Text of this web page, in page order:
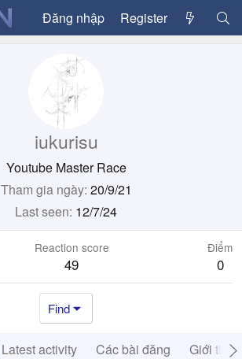
Đăng nhập Register
iukurisu
Youtube Master Race
Tham gia ngày 20/9/21
Last seen 12/7/24
Reaction score
49
Điểm
0
Find
Latest activity Các bài đăng Giới thiệu